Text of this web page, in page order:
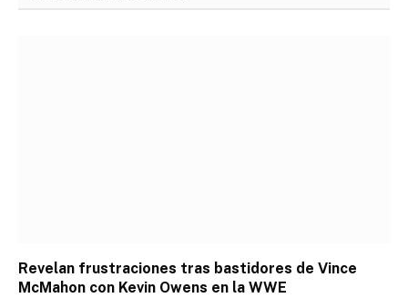
Revelan frustraciones tras bastidores de Vince
McMahon con Kevin Owens en la WWE